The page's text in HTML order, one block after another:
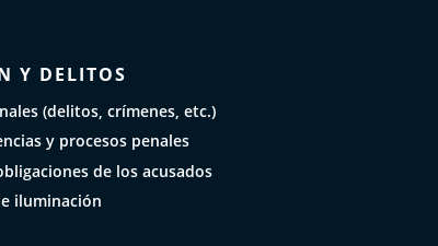
Y DELITOS
(delitos, crímenes, etc.)
y procesos penales
de los acusados
iluminación